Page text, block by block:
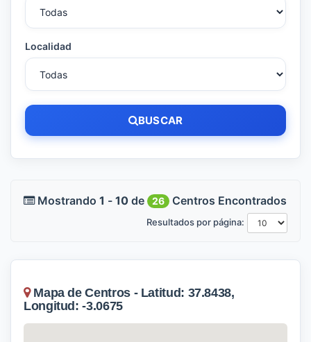
Localidad
BUSCAR
Mostrando 1 - 10 de 26 Centros Encontrados
Resultados por página:
Mapa de Centros - Latitud: 37.8438,
Longitud: -3.0675